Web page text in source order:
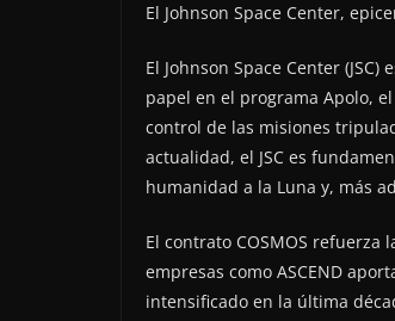
El Johnson Space Center,
El Johnson Space Center
papel en el programa Apolo,
control de las misiones
actualidad, el JSC es
humanidad a la Luna y, más
El contrato COSMOS
empresas como ASCEND
intensificado en la última